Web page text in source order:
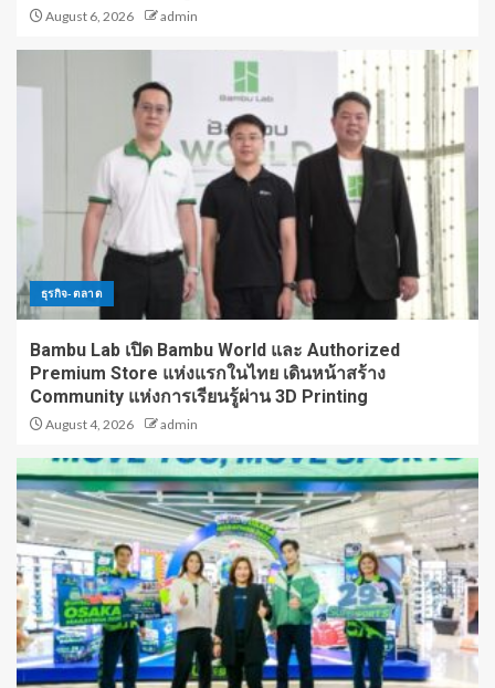
August 6, 2026 admin
ธุรกิจ-ตลาด
Bambu Lab เปิด Bambu World และ Authorized
Premium Store แห่งแรกในไทย เดินหน้าสร้าง
Community แห่งการเรียนรู้ผ่าน 3D Printing
August 4, 2026 admin